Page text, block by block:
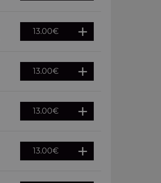
13.00€
13.00€
13.00€
13.00€